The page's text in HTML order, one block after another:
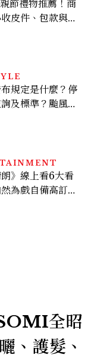
節禮物推薦！商
皮件、包款與鞋
規定是什麼？停
及標準？颱風假
朗》線上看6大看
為戲自備高訂，
全昭
、護髮、